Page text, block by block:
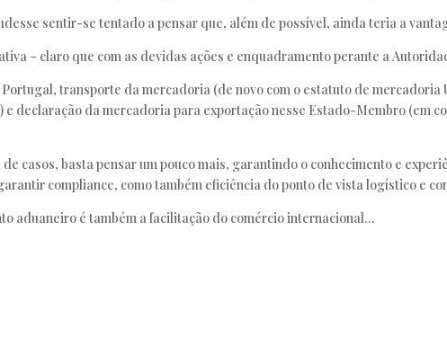
sentir-se tentado a pensar que, além de possível, ainda teria a
– claro que com as devidas ações e enquadramento perante a
transporte da mercadoria (de novo com o estatuto de mercadoria
e declaração da mercadoria para exportação nesse Estado-Membro (em
casos, basta pensar um pouco mais, garantindo o conhecimento e
compliance, como também eficiência do ponto de vista logístico e
aduaneiro é também a facilitação do comércio internacional…